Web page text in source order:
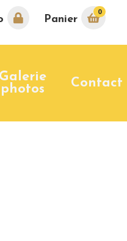
Panier
0
Galerie
photos
Contact